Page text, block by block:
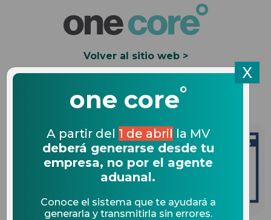
Volver al sitio web >
Solicita una Demo
X
one core°
A partir del 1 de abril la MV
deberá generarse desde tu
empresa, no por el agente
aduanal.
Conoce el sistema que te ayudará a
generarla y transmitirla sin errores.